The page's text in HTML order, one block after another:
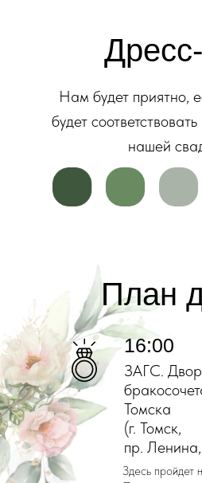
Нам будет приятно,
будет
нашей
16:00
План
ЗАГС.
Томска
(г. Томск,
пр.
Здесь пройдет